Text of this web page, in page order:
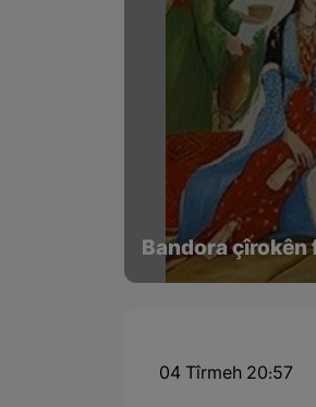
Bandora çîrokên
04 Tîrmeh 20:57